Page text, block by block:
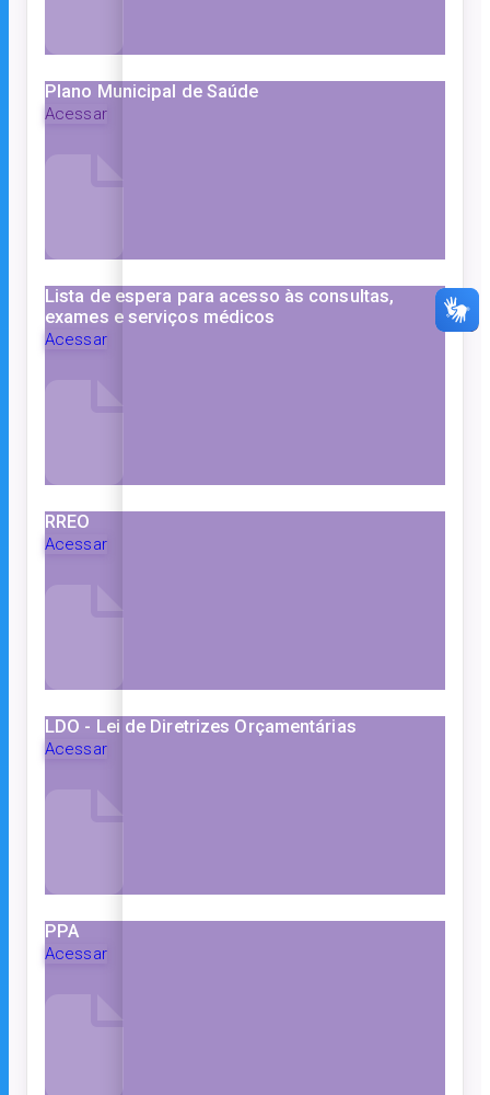
Plano Municipal de Saúde
Acessar
Lista de espera para acesso às consultas,
exames e serviços médicos
Acessar
RREO
Acessar
LDO - Lei de Diretrizes Orçamentárias
Acessar
PPA
Acessar